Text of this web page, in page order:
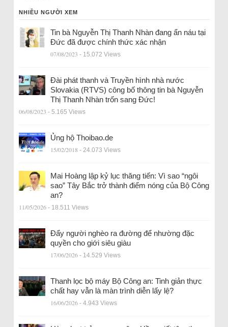
NHIỀU NGƯỜI XEM
Tin bà Nguyễn Thị Thanh Nhàn đang ẩn náu tại
Đức đã được chính thức xác nhận
07/08/2023 - 15.072 Views
Đài phát thanh và Truyền hình nhà nước
Slovakia (RTVS) công bố thông tin bà Nguyễn
Thị Thanh Nhàn trốn sang Đức!
06/08/2023 - 5.165 Views
Ủng hộ Thoibao.de
15/02/2018 - 24.073 Views
Mai Hoàng lập kỷ lục thăng tiến: Vì sao “ngôi
sao” Tây Bắc trở thành điểm nóng của Bộ Công
an?
11/05/2026 - 18.511 Views
Đẩy người nghèo ra đường để nhường đặc
quyền cho giới siêu giàu
17/06/2026 - 14.529 Views
Thanh lọc bộ máy Bộ Công an: Tinh giản thực
chất hay vẫn là màn trình diễn lấy lệ?
16/06/2026 - 4.943 Views